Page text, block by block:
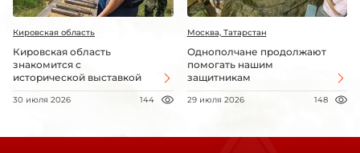
Кировская область
Кировская область
знакомится с
исторической выставкой
30 июля 2026 144
Москва, Татарстан
Однополчане продолжают
помогать нашим
защитникам
29 июля 2026 148